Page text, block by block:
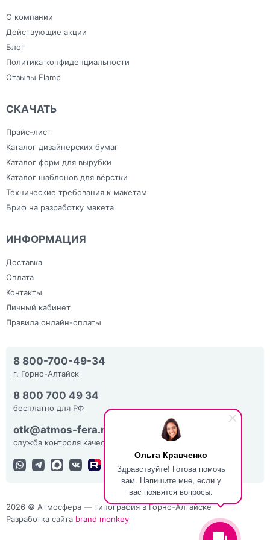
Ольга Кравченко
Здравствуйте! Готова помочь
вам. Напишите мне, если у
вас появятся вопросы.
Зонты
Изделия из ПВХ
Канцелярия
Холсты
Широкоформатная печать
О компании
Действующие акции
Блог
Политика конфиденциальности
Отзывы Flamp
СКАЧАТЬ
Прайс-лист
Каталог дизайнерских бумаг
Каталог форм для вырубки
Каталог шаблонов для вёрстки
Технические требования к макетам
Бриф на разработку макета
ИНФОРМАЦИЯ
Доставка
Оплата
Контакты
Личный кабинет
Правила онлайн-оплаты
8 800-700-49-34
г. Горно-Алтайск
8 800 700 49 34
бесплатно для РФ
otk@atmos-fera.ru
служба контроля качества
2026 © Атмосфера — типография в Горно-Алтайске
Разработка сайта brand monkey